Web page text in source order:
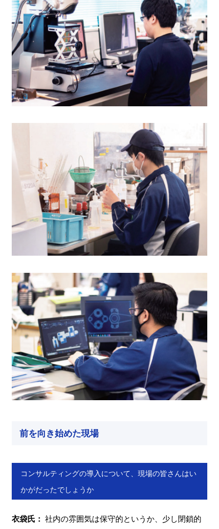
前を向き始めた現場
コンサルティングの導入について、現場の皆さんはい
かがだったでしょうか
衣袋氏： 社内の雰囲気は保守的というか、少し閉鎖的